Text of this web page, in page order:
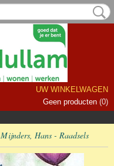
UW WINKELWAGEN
Geen producten (0)
Mijnders, Hans - Raadsels